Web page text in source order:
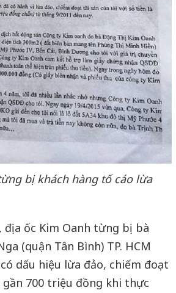
bị khách hàng tố cáo lừa
địa ốc Kim Oanh từng bị bà
(quận Tân Bình) TP. HCM
dấu hiệu lừa đảo, chiếm đoạt
700 triệu đồng khi thực